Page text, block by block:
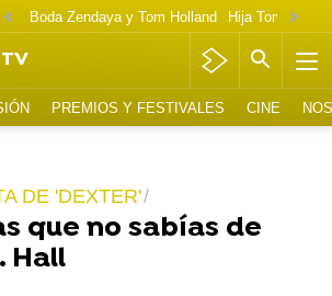
Boda Zendaya y Tom Holland Hija Tom
PREMIOS Y FESTIVALES CINE
DE 'DEXTER'
que no sabías de
Hall